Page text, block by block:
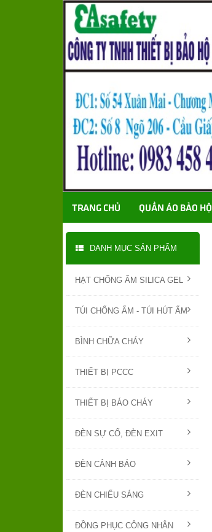
TRANG CHỦ QUẦN ÁO BẢO HỘ
DANH MỤC SẢN PHẨM
HẠT CHỐNG ẨM SILICA GEL
TÚI CHỐNG ẨM - TÚI HÚT ẨM
BÌNH CHỮA CHÁY
THIẾT BỊ PCCC
THIẾT BỊ BÁO CHÁY
ĐÈN SỰ CỐ, ĐÈN EXIT
ĐÈN CẢNH BÁO
ĐÈN CHIẾU SÁNG
ĐỒNG PHỤC CÔNG NHÂN